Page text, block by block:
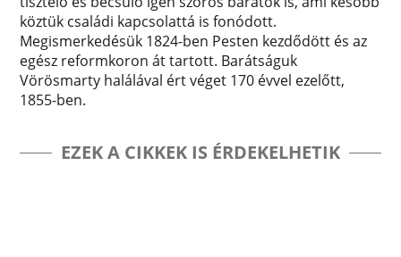
köztük családi kapcsolattá is fonódott.
Megismerkedésük 1824-ben Pesten kezdődött és az
egész reformkoron át tartott. Barátságuk
Vörösmarty halálával ért véget 170 évvel ezelőtt,
1855-ben.
EZEK A CIKKEK IS ÉRDEKELHETIK